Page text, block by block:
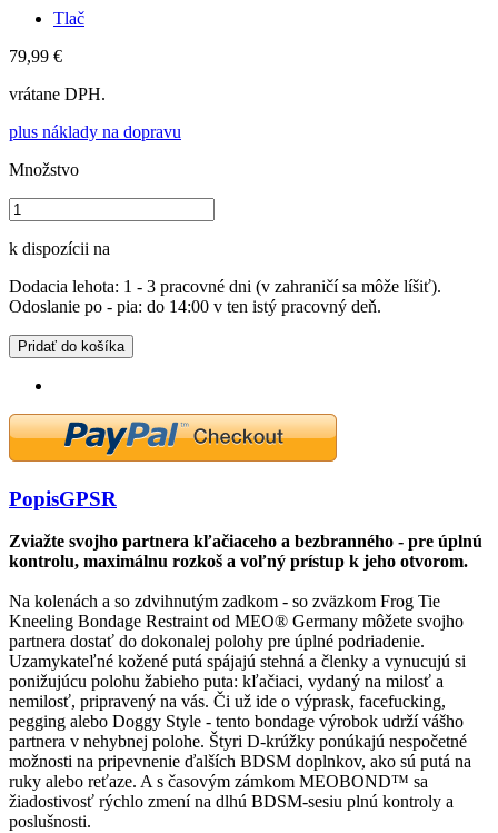
Tlač
79,99 €
vrátane DPH.
plus náklady na dopravu
Množstvo
k dispozícii na
Dodacia lehota: 1 - 3 pracovné dni (v zahraničí sa môže líšiť).
Odoslanie po - pia: do 14:00 v ten istý pracovný deň.
Pridať do košíka
PopisGPSR
Zviažte svojho partnera kľačiaceho a bezbranného - pre úplnú
kontrolu, maximálnu rozkoš a voľný prístup k jeho otvorom.
Na kolenách a so zdvihnutým zadkom - so zväzkom Frog Tie
Kneeling Bondage Restraint od MEO® Germany môžete svojho
partnera dostať do dokonalej polohy pre úplné podriadenie.
Uzamykateľné kožené putá spájajú stehná a členky a vynucujú si
ponižujúcu polohu žabieho puta: kľačiaci, vydaný na milosť a
nemilosť, pripravený na vás. Či už ide o výprask, facefucking,
pegging alebo Doggy Style - tento bondage výrobok udrží vášho
partnera v nehybnej polohe. Štyri D-krúžky ponúkajú nespočetné
možnosti na pripevnenie ďalších BDSM doplnkov, ako sú putá na
ruky alebo reťaze. A s časovým zámkom MEOBOND™ sa
žiadostivosť rýchlo zmení na dlhú BDSM-sesiu plnú kontroly a
poslušnosti.